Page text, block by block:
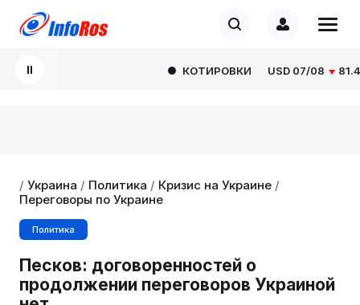
КОТИРОВКИ USD07/08
/ Украина / Политика / Кризис на Украине /
Переговоры по Украине
Политика
Песков: договоренностей о
продолжении переговоров Украиной